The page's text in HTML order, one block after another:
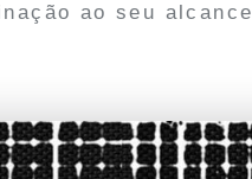
ao seu alcance